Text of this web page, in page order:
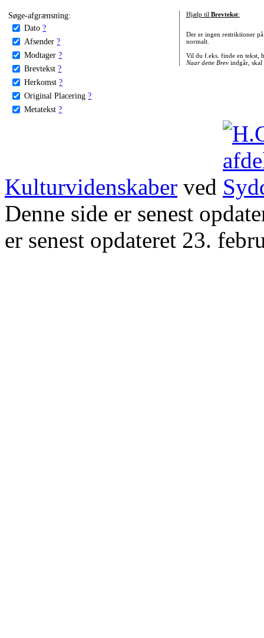
Søge-afgrænsning:
Dato ?
Afsender ?
Modtager ?
Brevtekst ?
Herkomst ?
Original Placering ?
Metatekst ?
Hjælp til Brevtekst:
Der er ingen restriktioner
normalt.
Vil du f.eks. finde en tekst,
Naar dette Brevindgår, skal
Kulturvidenskaber ved
Denne side er senest
er senest opdateret 23.